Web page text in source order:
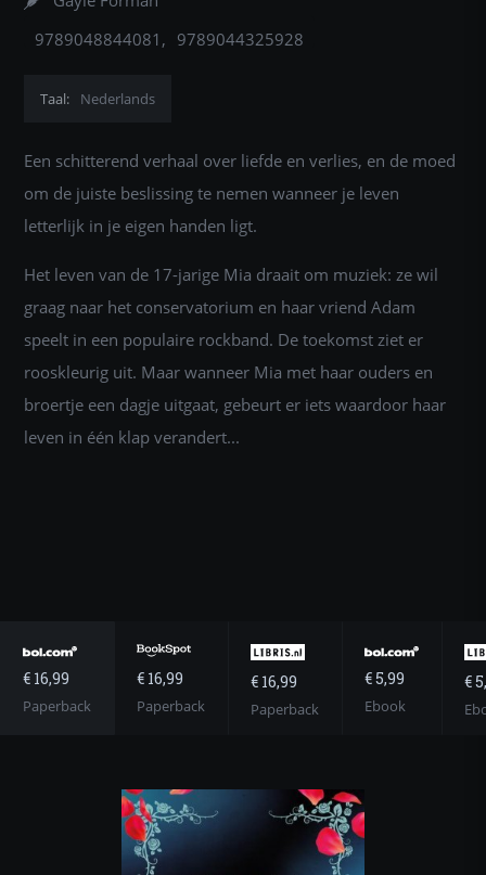
9789048844081
9789044325928
Taal: Nederlands
Een schitterend verhaal over liefde en verlies, en de moed
om de juiste beslissing te nemen wanneer je leven
letterlijk in je eigen handen ligt.
Het leven van de 17-jarige Mia draait om muziek: ze wil
graag naar het conservatorium en haar vriend Adam
speelt in een populaire rockband. De toekomst ziet er
rooskleurig uit. Maar wanneer Mia met haar ouders en
broertje een dagje uitgaat, gebeurt er iets waardoor haar
leven in één klap verandert...
€ 16,99
Paperback
€ 16,99
Paperback
€ 16,99
Paperback
€ 5,99
Ebook
€